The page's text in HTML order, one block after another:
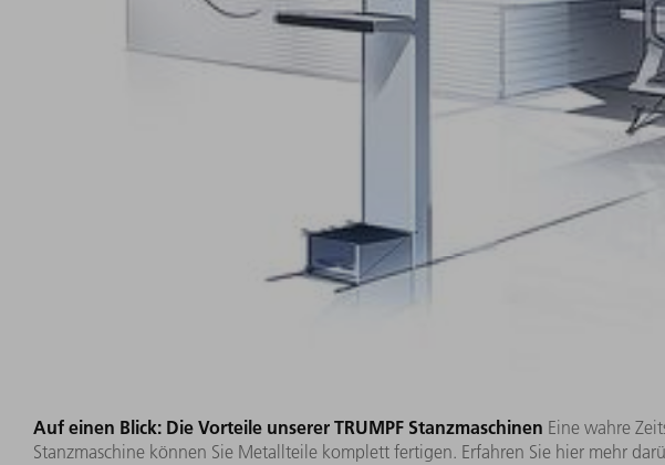
Auf einen Blick: Die Vorteile unserer TRUMPF Stanzmaschinen Eine wahre
Stanzmaschine können Sie Metallteile komplett fertigen. Erfahren Sie hier mehr